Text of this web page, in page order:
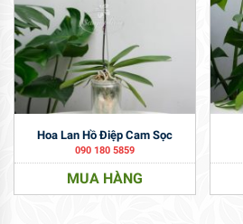
Hoa Lan Hồ Điệp Cam Sọc
090 180 5859
MUA HÀNG